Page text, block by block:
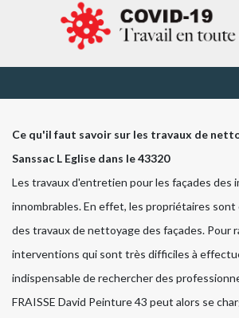
Ce qu'il faut savoir sur les travaux de
Sanssac L Eglise dans le 43320
Les travaux d'entretien pour les façades des
innombrables. En effet, les propriétaires sont
des travaux de nettoyage des façades. Pour
interventions qui sont très difficiles à
indispensable de rechercher des
FRAISSE David Peinture 43 peut alors se